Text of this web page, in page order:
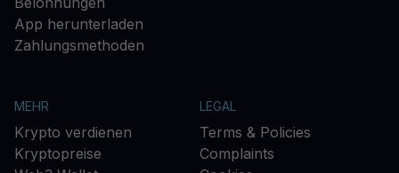
App herunterladen
Zahlungsmethoden
MEHR
Krypto verdienen
Kryptopreise
LEGAL
Terms & Policies
Complaints